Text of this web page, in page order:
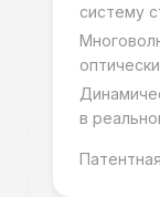
систему
в